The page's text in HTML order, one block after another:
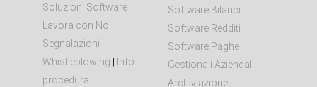
Soluzioni Software
Lavora con Noi
Segnalazioni
Whistleblowing
Info
procedura
Software Bilanci
Software Redditi
Software Paghe
Gestionali Aziendali
Archiviazione